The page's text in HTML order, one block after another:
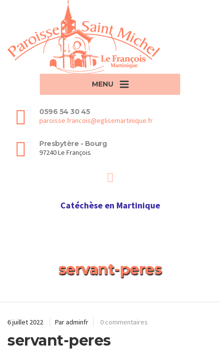
MENU
0596 54 30 45
paroisse.francois@eglisemartinique.fr
Presbytère - Bourg
97240 Le François
Catéchèse en Martinique
servant-peres
6 juillet 2022 Par adminfr 0 commentaires
servant-peres